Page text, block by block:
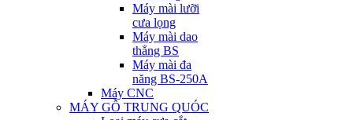
Máy mài lưỡi
cưa lọng
Máy mài dao
thẳng BS
Máy mài đa
năng BS-250A
Máy CNC
MÁY GỖ TRUNG QUÓC